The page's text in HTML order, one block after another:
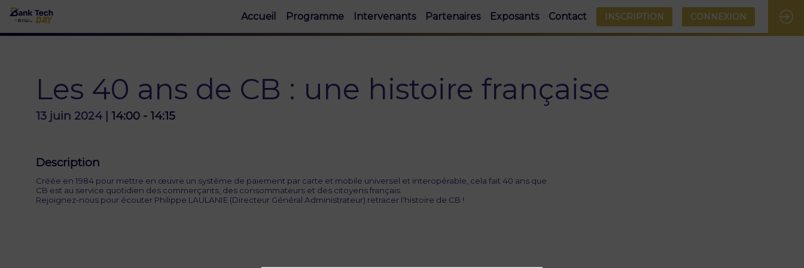
Accueil Programme Intervenants Partenaires Exposants Contact INSCRIPTION CONNEXION
Les 40 ans de CB : une histoire française
13 juin 2024| 14:00 - 14:15
Description
Créée en 1984 pour mettre en œuvre un système de paiement par carte et mobile universel et interopérable, cela fait 40 ans que
CB est au service quotidien des commerçants, des consommateurs et des citoyens français.
Rejoignez-nous pour écouter Philippe LAULANIE (Directeur Général Administrateur) retracer l'histoire de CB !